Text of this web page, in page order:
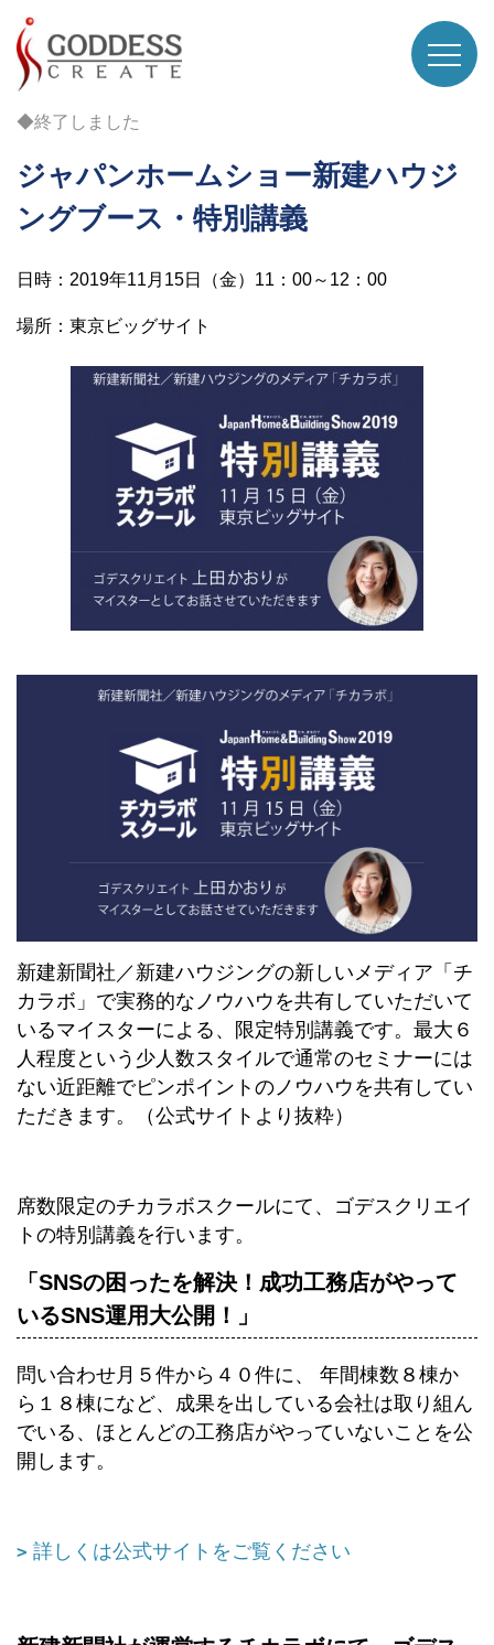
◆終了しました
ジャパンホームショー新建ハウジ
ングブース・特別講義
日時：2019年11月15日（金）11：00～12：00
場所：東京ビッグサイト
新建新聞社／新建ハウジングの新しいメディア「チ
カラボ」で実務的なノウハウを共有していただいて
いるマイスターによる、限定特別講義です。最大６
人程度という少人数スタイルで通常のセミナーには
ない近距離でピンポイントのノウハウを共有してい
ただきます。（公式サイトより抜粋）
席数限定のチカラボスクールにて、ゴデスクリエイ
トの特別講義を行います。
「SNSの困ったを解決！成功工務店がやって
いるSNS運用大公開！」
問い合わせ月５件から４０件に、 年間棟数８棟か
ら１８棟になど、成果を出している会社は取り組ん
でいる、ほとんどの工務店がやっていないことを公
開します。
詳しくは公式サイトをご覧ください